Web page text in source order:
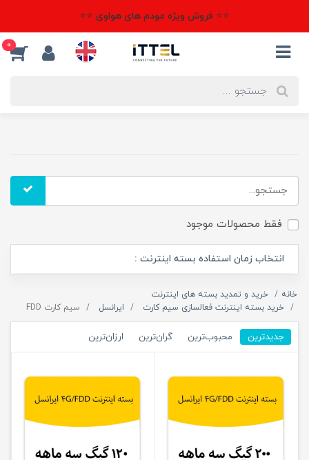
⭐⭐ فروش ویژه مودم های هواوی ⭐⭐
0
فقط محصولات موجود
انتخاب زمان استفاده بسته اینترنت :
خانه
خرید و تمدید بسته های اینترنت
خرید بسته اینترنت فعالسازی سیم کارت
ایرانسل سیم کارت FDD
جدیدترین محبوب‌ترین گران‌ترین ارزان‌ترین